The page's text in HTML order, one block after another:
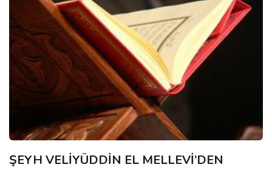
ŞEYH VELİYÜDDİN EL MELLEVİ’DEN